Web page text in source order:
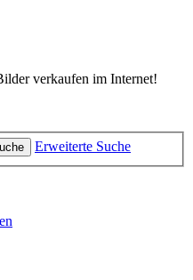
verkaufen im Internet!
Erweiterte Suche